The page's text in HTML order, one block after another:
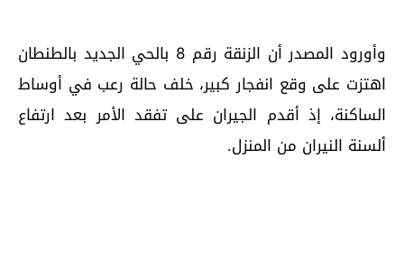
وأورود المصدر أن الزنقة رقم 8 بالحي الجديد بالطنطان
اهتزت على وقع انفجار كبير، خلف حالة رعب في أوساط
الساكنة، إذ أقدم الجيران على تفقد الأمر بعد ارتفاع
ألسنة النيران من المنزل.